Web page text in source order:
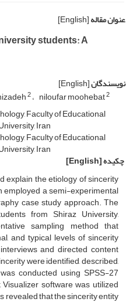
عنوان مقاله[English]
students: A
نویسندگان[English]
2 niloufar moohebat2
Faculty of Educational
Iran
Faculty of Educational
Iran
چکیده[English]
explain the etiology of sincerity
a semi-experimental
case study approach. The
from Shiraz University,
sampling method that
and typical levels of sincerity
and directed content
were identified, described,
conducted using SPSS-27
software was utilized
revealed that the sincerity entity